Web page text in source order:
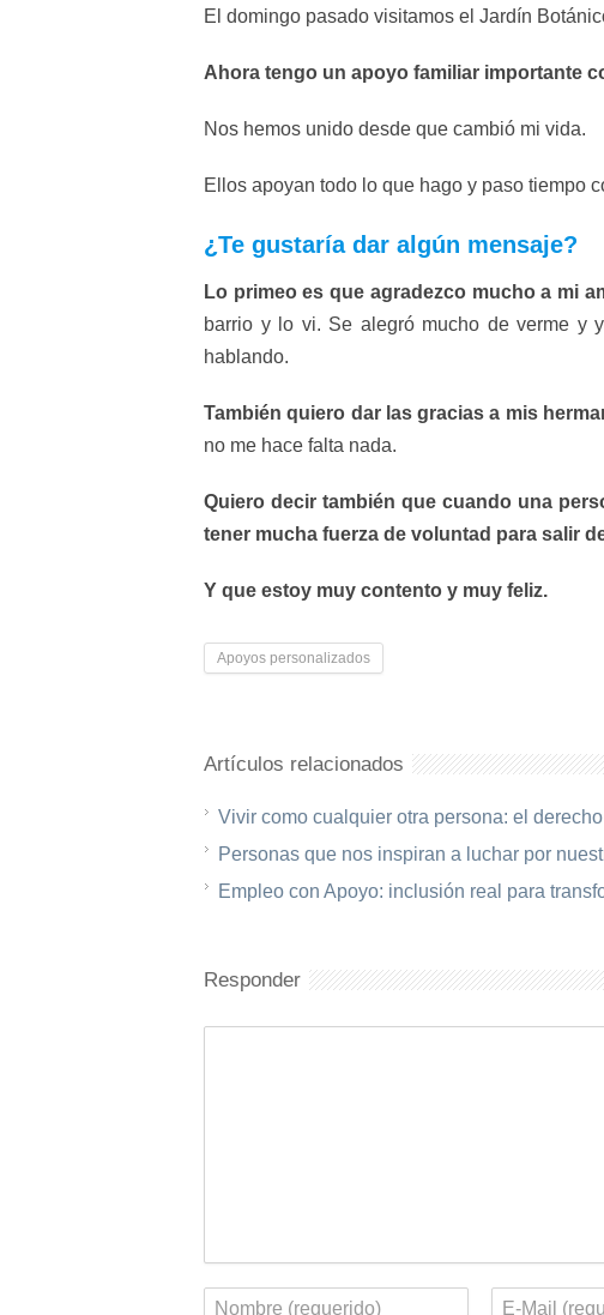
El domingo pasado visitamos el Jardín
Ahora tengo un apoyo familiar importante
Nos hemos unido desde que cambió mi vida.
Ellos apoyan todo lo que hago y paso tiempo
¿Te gustaría dar algún mensaje?
Lo primeo es que agradezco mucho a mi
barrio y lo vi. Se alegró mucho de verme y
hablando.
También quiero dar las gracias a mis
no me hace falta nada.
Quiero decir también que cuando una
tener mucha fuerza de voluntad para salir
Y que estoy muy contento y muy feliz.
Apoyos personalizados
Artículos relacionados
Vivir como cualquier otra persona: el
Personas que nos inspiran a luchar por
Empleo con Apoyo: inclusión real para
Responder
Nombre Correo